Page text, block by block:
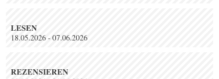
LESEN
18.05.2026 - 07.06.2026
REZENSIEREN